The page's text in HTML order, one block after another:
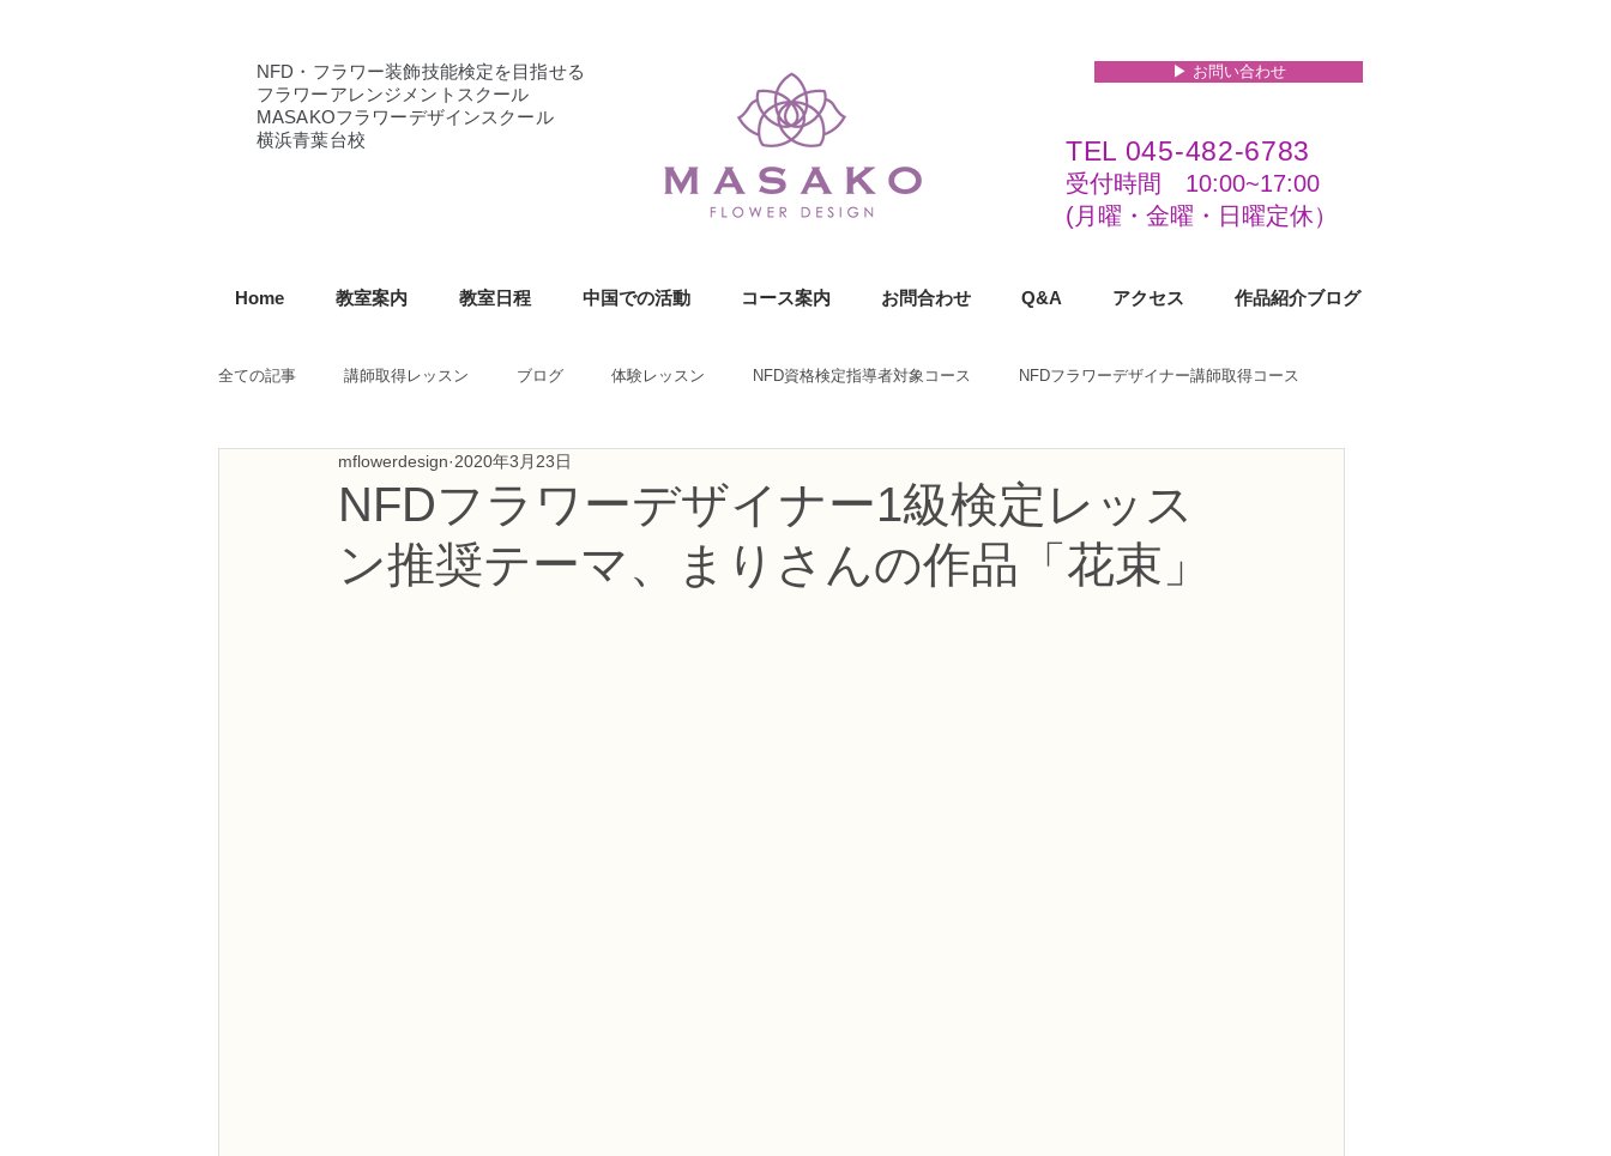
NFD・フラワー装飾技能検定を目指せる
フラワーアレンジメントスクール
MASAKOフラワーデザインスクール
横浜青葉台校
▶︎ お問い合わせ
TEL 045-482-6783
受付時間 10:00~17:00​​​
(​月曜・金曜・日曜定休）
Home 教室案内 教室日程 中国での活動 コース案内 お問合わせ Q&A アクセス 作品紹介ブログ
全ての記事 講師取得レッスン ブログ 体験レッスン NFD資格検定指導者対象コース NFDフラワーデザイナー講師取得コース
NFD講師研究科コース NFDフラワーデザイナー資格検定1級コース
NFDフラワーデザイナー資格検定3級コース フラワー装飾技能検定1級レッスン フラワー装飾技能士検定2級
NFDフラワーデザイナー1級検定レッス
ン推奨テーマ、まりさんの作品「花束」
mflowerdesign 2020年3月23日